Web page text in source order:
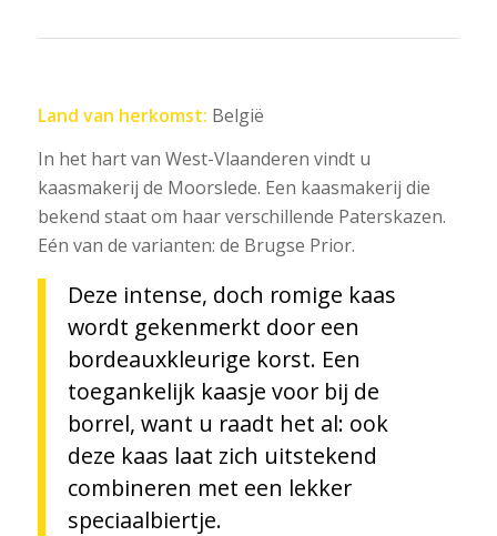
Land van herkomst: België
In het hart van West-Vlaanderen vindt u
kaasmakerij de Moorslede. Een kaasmakerij die
bekend staat om haar verschillende Paterskazen.
Eén van de varianten: de Brugse Prior.
Deze intense, doch romige kaas
wordt gekenmerkt door een
bordeauxkleurige korst. Een
toegankelijk kaasje voor bij de
borrel, want u raadt het al: ook
deze kaas laat zich uitstekend
combineren met een lekker
speciaalbiertje.